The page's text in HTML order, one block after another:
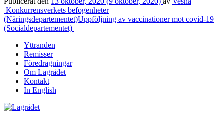
Inläggsnavigering
Konkurrensverkets befogenheter
(Näringsdepartementet)Uppföljning av vaccinationer mot covid-19
(Socialdepartementet)
Yttranden
Remisser
Föredragningar
Om Lagrådet
Kontakt
In English